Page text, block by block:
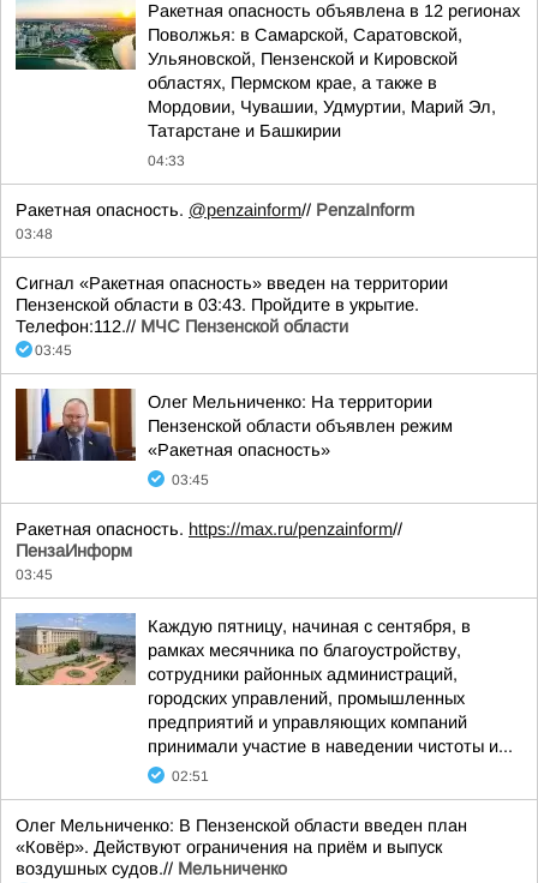
Ракетная опасность объявлена в 12 регионах
Поволжья: в Самарской, Саратовской,
Ульяновской, Пензенской и Кировской
областях, Пермском крае, а также в
Мордовии, Чувашии, Удмуртии, Марий Эл,
Татарстане и Башкирии
04:33
Ракетная опасность. @penzainform// PenzaInform
03:48
Сигнал «Ракетная опасность» введен на территории
Пензенской области в 03:43. Пройдите в укрытие.
Телефон:112.// МЧС Пензенской области
03:45
Олег Мельниченко: На территории
Пензенской области объявлен режим
«Ракетная опасность»
03:45
Ракетная опасность. https://max.ru/penzainform//
ПензаИнформ
03:45
Каждую пятницу, начиная с сентября, в
рамках месячника по благоустройству,
сотрудники районных администраций,
городских управлений, промышленных
предприятий и управляющих компаний
принимали участие в наведении чистоты и...
02:51
Олег Мельниченко: В Пензенской области введен план
«Ковёр». Действуют ограничения на приём и выпуск
воздушных судов.// Мельниченко